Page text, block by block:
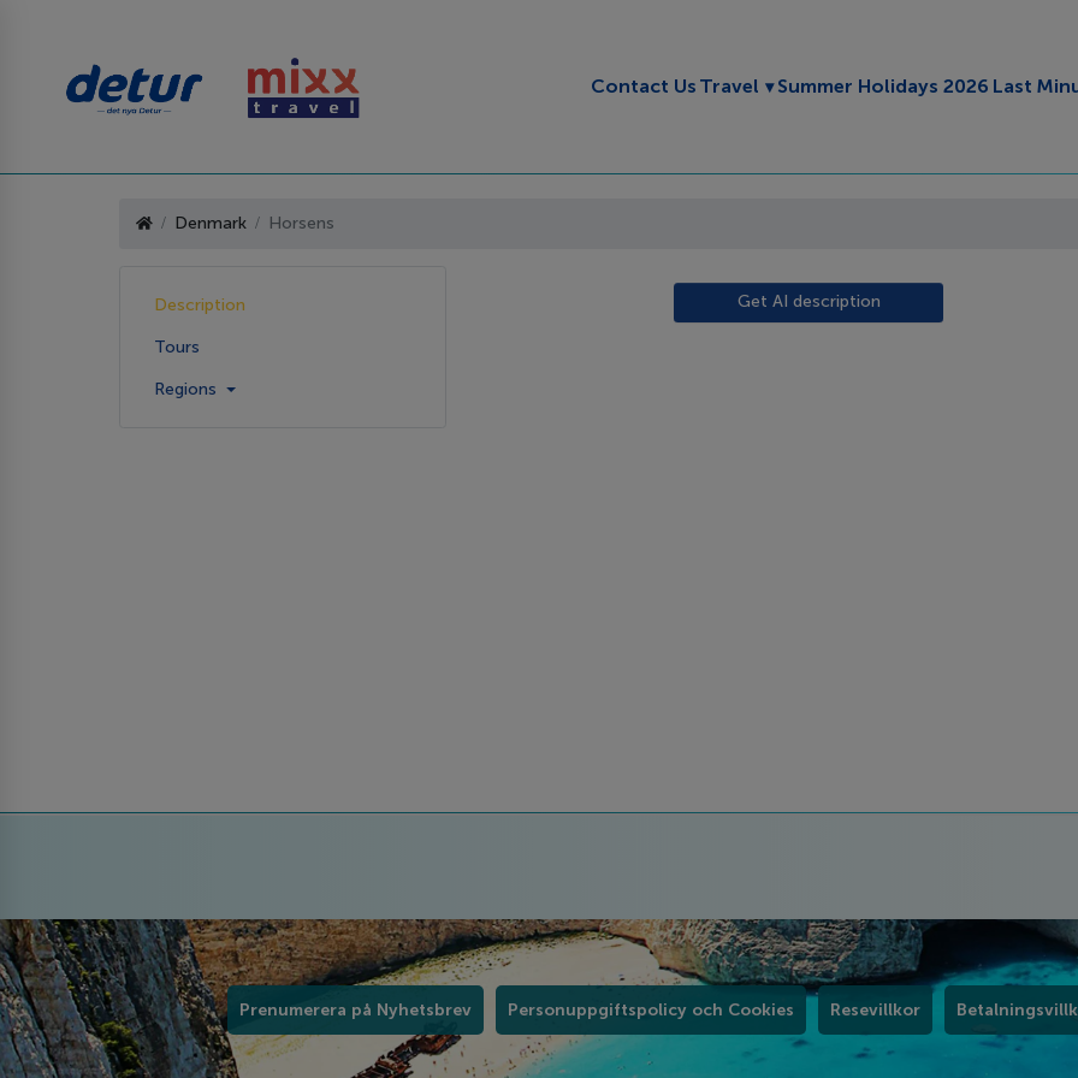
Contact Us Travel Toggle submenu
Summer Holidays 2026 Last
Denmark Horsens
Description
Tours
Regions
Get AI description
Prenumerera på Nyhetsbrev Personuppgiftspolicy och Cookies Resevillkor